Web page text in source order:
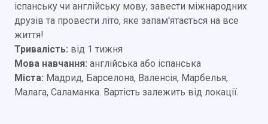
іспанську чи англійську мову, завести міжнародних
друзів та провести літо, яке запам'ятається на все
життя!
Тривалість: від 1 тижня
Мова навчання: англійська або іспанська
Міста: Мадрид, Барселона, Валенсія, Марбелья,
Малага, Саламанка. Вартість залежить від локації.